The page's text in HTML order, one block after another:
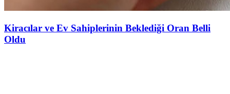
Kiracılar ve Ev Sahiplerinin Beklediği Oran Belli
Oldu